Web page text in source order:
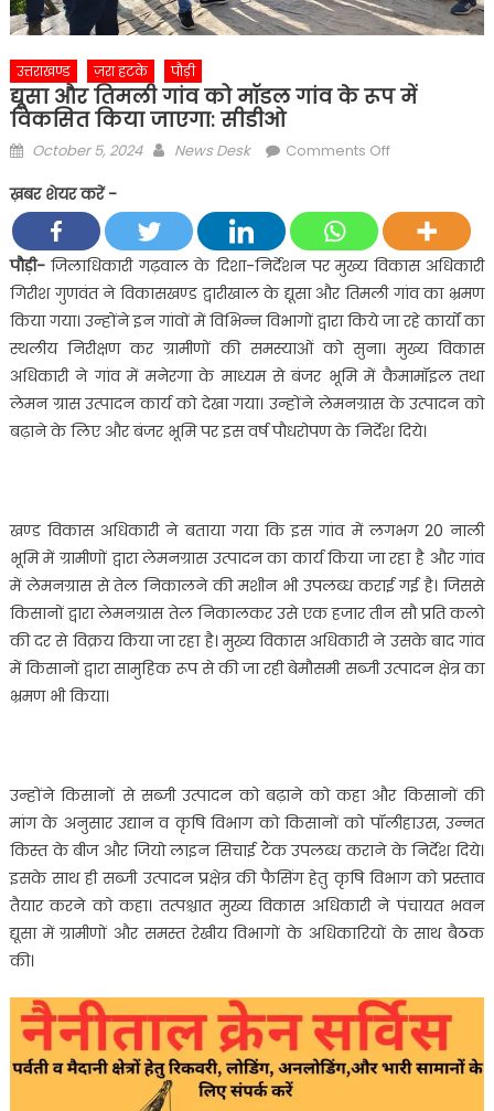
उत्तराखण्ड ज़रा हटके पौड़ी
द्यूसा और तिमली गांव को मॉडल गांव के रूप में
विकसित किया जाएगा: सीडीओ
Posted
October 5, 2024 Author
News Desk Comments Offon
तिमली
गांव
को
मॉडल
गांव
के
रूप
में
विकसित
ख़बर शेयर करें -
पौड़ी-जिलाधिकारी गढ़वाल के दिशा-निर्देशन पर मुख्य विकास अधिकारी
गिरीश गुणवंत ने विकासखण्ड द्वारीखाल के द्यूसा और तिमली गांव का भ्रमण
किया गया। उन्होंने इन गांवों में विभिन्न विभागों द्वारा किये जा रहे कार्यों का
स्थलीय निरीक्षण कर ग्रामीणों की समस्याओं को सुना। मुख्य विकास
अधिकारी ने गांव में मनेरगा के माध्यम से बंजर भूमि में कैमामॉइल तथा
लेमन ग्रास उत्पादन कार्य को देखा गया। उन्होंने लेमनग्रास के उत्पादन को
बढ़ाने के लिए और बंजर भूमि पर इस वर्ष पौधरोपण के निर्देश दिये।
खण्ड विकास अधिकारी ने बताया गया कि इस गांव में लगभग 20 नाली
भूमि में ग्रामीणों द्वारा लेमनग्रास उत्पादन का कार्य किया जा रहा है और गांव
में लेमनग्रास से तेल निकालने की मशीन भी उपलब्ध कराई गई है। जिससे
किसानों द्वारा लेमनग्रास तेल निकालकर उसे एक हजार तीन सौ प्रति कलो
की दर से विक्रय किया जा रहा है। मुख्य विकास अधिकारी ने उसके बाद गांव
में किसानों द्वारा सामुहिक रूप से की जा रही बेमौसमी सब्जी उत्पादन क्षेत्र का
भ्रमण भी किया।
उन्होंने किसानों से सब्जी उत्पादन को बढ़ाने को कहा और किसानों की
मांग के अनुसार उद्यान व कृषि विभाग को किसानों को पॉलीहाउस, उन्नत
किस्त के बीज और जियो लाइन सिचाई टैंक उपलब्ध कराने के निर्देश दिये।
इसके साथ ही सब्जी उत्पादन प्रक्षेत्र की फैसिंग हेतु कृषि विभाग को प्रस्ताव
तैयार करने को कहा। तत्पश्चात मुख्य विकास अधिकारी ने पंचायत भवन
द्यूसा में ग्रामीणों और समस्त रेखीय विभागों के अधिकारियों के साथ बैठक
की।